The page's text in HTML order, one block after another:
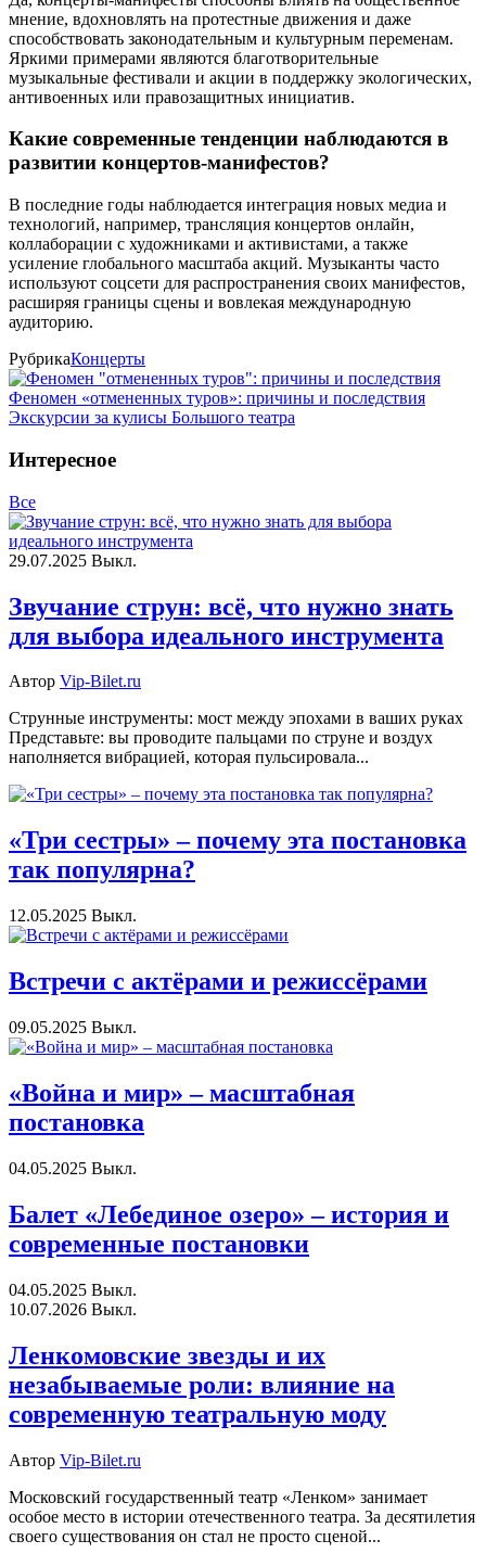
мнение, вдохновлять на протестные движения и даже
способствовать законодательным и культурным переменам.
Яркими примерами являются благотворительные
музыкальные фестивали и акции в поддержку экологических,
антивоенных или правозащитных инициатив.
Какие современные тенденции наблюдаются в
развитии концертов-манифестов?
В последние годы наблюдается интеграция новых медиа и
технологий, например, трансляция концертов онлайн,
коллаборации с художниками и активистами, а также
усиление глобального масштаба акций. Музыканты часто
используют соцсети для распространения своих манифестов,
расширяя границы сцены и вовлекая международную
аудиторию.
РубрикаКонцерты
Феномен «отмененных туров»: причины и последствия
Экскурсии за кулисы Большого театра
Интересное
Все
29.07.2025 Выкл.
Звучание струн: всё, что нужно знать
для выбора идеального инструмента
Автор Vip-Bilet.ru
Струнные инструменты: мост между эпохами в ваших руках
Представьте: вы проводите пальцами по струне и воздух
наполняется вибрацией, которая пульсировала...
«Три сестры» – почему эта постановка
так популярна?
12.05.2025 Выкл.
Встречи с актёрами и режиссёрами
09.05.2025 Выкл.
«Война и мир» – масштабная
постановка
04.05.2025 Выкл.
Балет «Лебединое озеро» – история и
современные постановки
04.05.2025 Выкл.
10.07.2026 Выкл.
Ленкомовские звезды и их
незабываемые роли: влияние на
современную театральную моду
Автор Vip-Bilet.ru
Московский государственный театр «Ленком» занимает
особое место в истории отечественного театра. За десятилетия
своего существования он стал не просто сценой...